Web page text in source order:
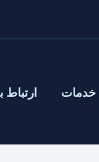
خدمات ارتباط